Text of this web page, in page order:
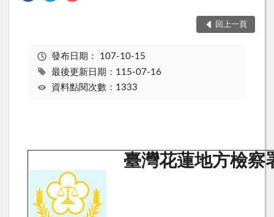
回上一頁
發布日期： 107-10-15
最後更新日期：115-07-16
資料點閱次數：1333
臺灣花蓮地方檢察